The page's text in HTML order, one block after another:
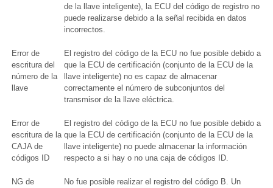
de la llave inteligente), la ECU del código de registro no
puede realizarse debido a la señal recibida en datos
incorrectos.
Error de
escritura del
número de la
llave
El registro del código de la ECU no fue posible debido a
que la ECU de certificación (conjunto de la ECU de la
llave inteligente) no es capaz de almacenar
correctamente el número de subconjuntos del
transmisor de la llave eléctrica.
Error de
escritura de la
CAJA de
códigos ID
El registro del código de la ECU no fue posible debido a
que la ECU de certificación (conjunto de la ECU de la
llave inteligente) no puede almacenar la información
respecto a si hay o no una caja de códigos ID.
NG de
No fue posible realizar el registro del código B. Un